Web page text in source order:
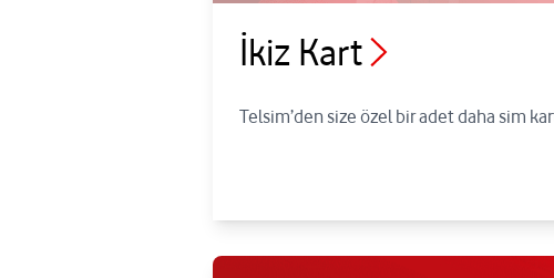
İkiz Kart
Telsim’den size özel bir adet daha sim